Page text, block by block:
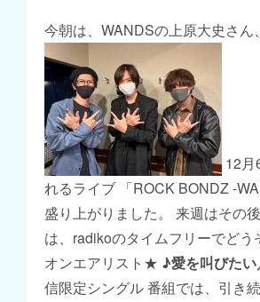
今朝は、WANDSの上原大史さ
12
れるライブ 「ROCK BONDZ -
盛り上がりました。 来週はその
は、radikoのタイムフリーでどう
オンエアリスト★ ♪愛を叫びた
信限定シングル 番組では、引き